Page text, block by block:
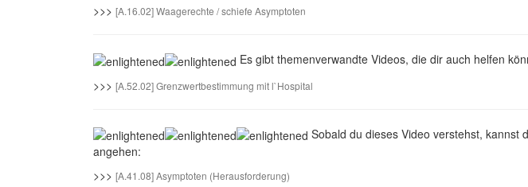
>>> [A.16.02] Waagerechte / schiefe Asymptoten
Es gibt themenverwandte Videos, die dir auch helfen
>>> [A.52.02] Grenzwertbestimmung mit l`Hospital
Sobald du dieses Video verstehst, kannst
angehen:
>>> [A.41.08] Asymptoten (Herausforderung)